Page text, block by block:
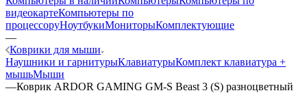
видеокартеКомпьютеры по
процессоруНоутбукиМониторыКомплектующие
—
Коврики для мыши
Наушники и гарнитурыКлавиатурыКомплект клавиатура +
мышьМыши
—Коврик ARDOR GAMING GM-S Beast 3 (S) разноцветный